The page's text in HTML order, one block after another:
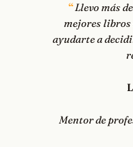
Llevo más
mejores libros
ayudarte a
Mentor de